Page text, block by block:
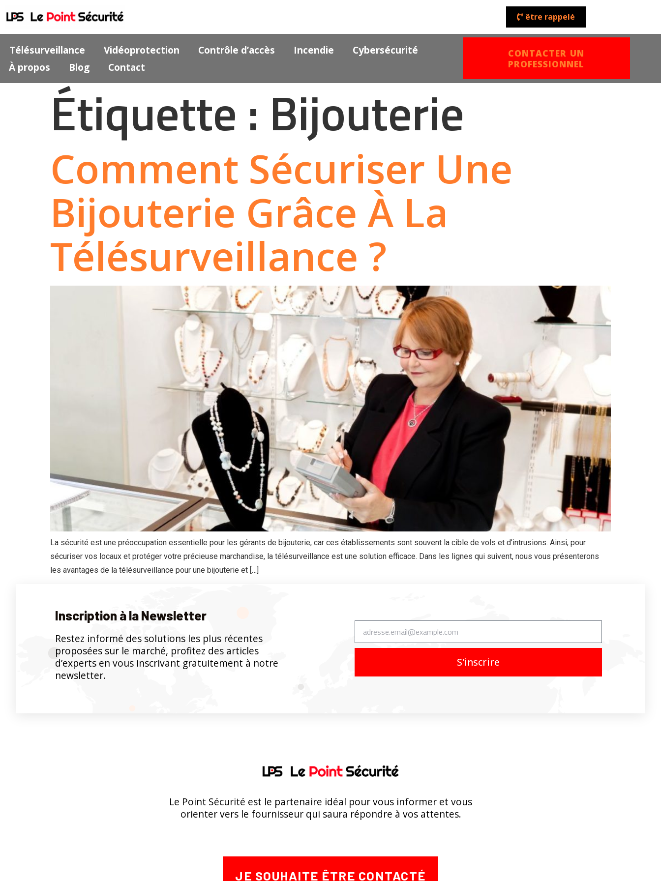
être rappelé
Télésurveillance Vidéoprotection Contrôle d’accès Incendie
Cybersécurité
À propos
Blog Contact
CONTACTER UN
PROFESSIONNEL
Étiquette : Bijouterie
Comment Sécuriser Une
Bijouterie Grâce À La
Télésurveillance ?
La sécurité est une préoccupation essentielle pour les gérants de bijouterie, car ces établissements sont souvent la cible de vols et d’intrusions. Ainsi, pour
sécuriser vos locaux et protéger votre précieuse marchandise, la télésurveillance est une solution efficace. Dans les lignes qui suivent, nous vous présenterons
les avantages de la télésurveillance pour une bijouterie et […]
Inscription à la Newsletter
Restez informé des solutions les plus récentes
proposées sur le marché, profitez des articles
d’experts en vous inscrivant gratuitement à notre
newsletter.
S'inscrire
Le Point Sécurité est le partenaire idéal pour vous informer et vous
orienter vers le fournisseur qui saura répondre à vos attentes.
JE SOUHAITE ÊTRE CONTACTÉ